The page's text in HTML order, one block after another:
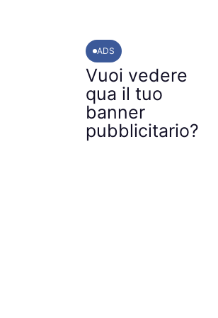
ADS
Vuoi vedere
qua il tuo
banner
pubblicitario?